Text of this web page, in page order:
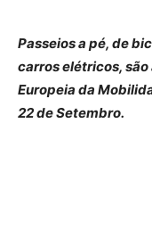
Passeios a pé, de
carros elétricos, são
Europeia da
22 de Setembro.